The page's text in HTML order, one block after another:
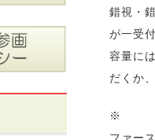
錯視・
が一受
容量に
だくか
※